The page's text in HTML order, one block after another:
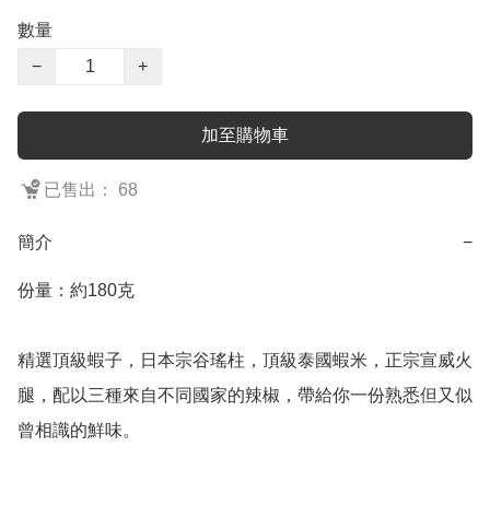
數量
−
+
加至購物車
已售出： 68
簡介 −
份量：約180克
精選頂級蝦子，日本宗谷瑤柱，頂級泰國蝦米，正宗宣威火
腿，配以三種來自不同國家的辣椒，帶給你一份熟悉但又似
曾相識的鮮味。